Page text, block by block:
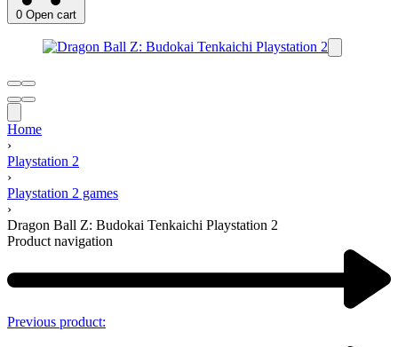
0 Open cart
Home
›
Playstation 2
›
Playstation 2 games
›
Dragon Ball Z: Budokai Tenkaichi Playstation 2
Product navigation
Previous product: